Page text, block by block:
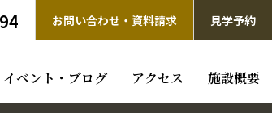
お問い合わせ・資料請求 見学予約
イベント・ブログ アクセス 施設概要